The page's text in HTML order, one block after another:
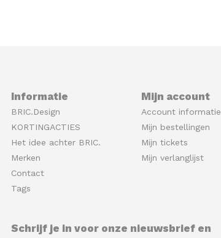
Informatie
BRIC.Design
KORTINGACTIES
Het idee achter BRIC.
Merken
Contact
Tags
Mijn account
Account informatie
Mijn bestellingen
Mijn tickets
Mijn verlanglijst
Schrijf je in voor onze nieuwsbrief en